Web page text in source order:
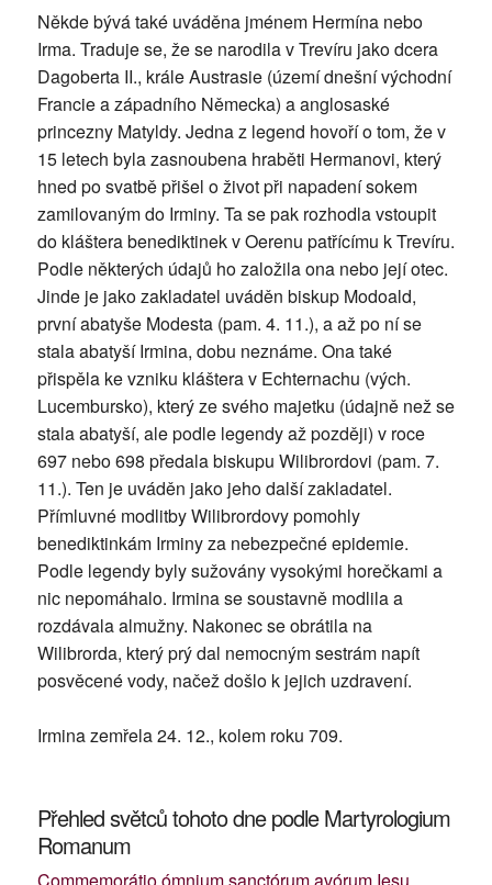
Někde bývá také uváděna jménem Hermína nebo
Irma. Traduje se, že se narodila v Trevíru jako dcera
Dagoberta II., krále Austrasie (území dnešní východní
Francie a západního Německa) a anglosaské
princezny Matyldy. Jedna z legend hovoří o tom, že v
15 letech byla zasnoubena hraběti Hermanovi, který
hned po svatbě přišel o život při napadení sokem
zamilovaným do Irminy. Ta se pak rozhodla vstoupit
do kláštera benediktinek v Oerenu patřícímu k Trevíru.
Podle některých údajů ho založila ona nebo její otec.
Jinde je jako zakladatel uváděn biskup Modoald,
první abatyše Modesta (pam. 4. 11.), a až po ní se
stala abatyší Irmina, dobu neznáme. Ona také
přispěla ke vzniku kláštera v Echternachu (vých.
Lucembursko), který ze svého majetku (údajně než se
stala abatyší, ale podle legendy až později) v roce
697 nebo 698 předala biskupu Wilibrordovi (pam. 7.
11.). Ten je uváděn jako jeho další zakladatel.
Přímluvné modlitby Wilibrordovy pomohly
benediktinkám Irminy za nebezpečné epidemie.
Podle legendy byly sužovány vysokými horečkami a
nic nepomáhalo. Irmina se soustavně modlila a
rozdávala almužny. Nakonec se obrátila na
Wilibrorda, který prý dal nemocným sestrám napít
posvěcené vody, načež došlo k jejich uzdravení.
Irmina zemřela 24. 12., kolem roku 709.
Přehled světců tohoto dne podle Martyrologium
Romanum
Commemorátio ómnium sanctórum avórum Iesu